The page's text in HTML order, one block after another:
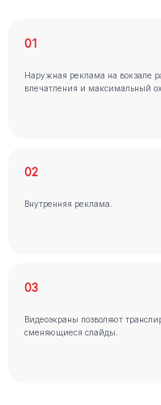
01
Наружная реклама на вокзале
впечатления и максимальный
02
Внутренняя реклама.
03
Видеоэкраны позволяют
сменяющиеся слайды.